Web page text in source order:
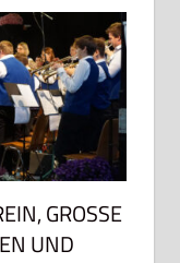
GROSSE I
RA